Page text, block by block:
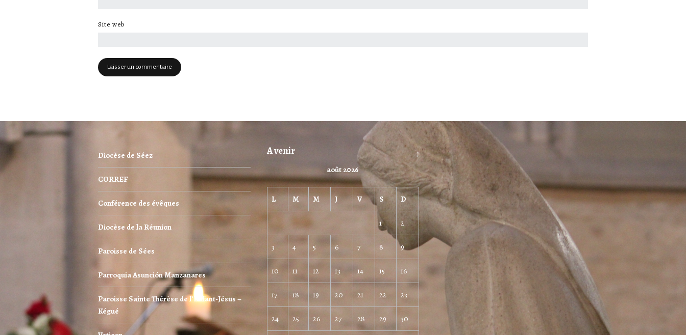
Site web
Diocèse de Séez
CORREF
Conférence des évêques
Diocèse de la Réunion
Paroisse de Sées
Parroquia Asunción Manzanares
Paroisse Sainte Thérèse de l’Enfant-Jésus –
Kégué
A venir
août 2026
L M M J V S D
1 2
3 4 5 6 7 8 9
10 11 12 13 14 15 16
17 18 19 20 21 22 23
24 25 26 27 28 29 30